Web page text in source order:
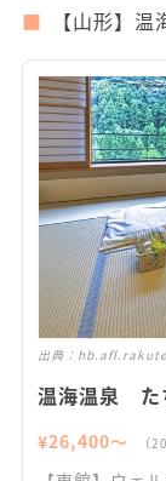
【山形】
出典：
温海温泉 た
¥26,400〜 （